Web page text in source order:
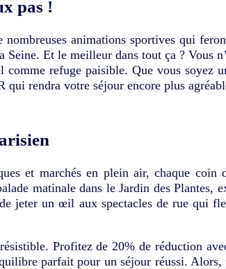
pas !
animations sportives qui
Et le meilleur dans tout ça ? Vous
refuge paisible. Que vous soyez
rendra votre séjour encore plus
et marchés en plein air, chaque coin
matinale dans le Jardin des Plantes,
jeter un œil aux spectacles de rue qui
Profitez de 20% de réduction
parfait pour un séjour réussi. Alors,